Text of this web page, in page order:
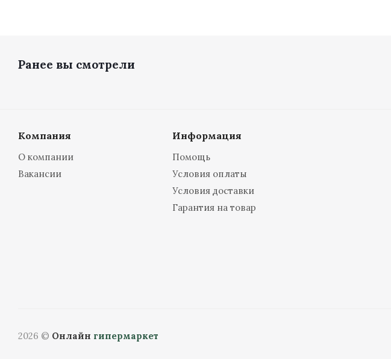
Ранее вы смотрели
Компания
О компании
Вакансии
Информация
Помощь
Условия оплаты
Условия доставки
Гарантия на товар
2026 © Онлайн гипермаркет